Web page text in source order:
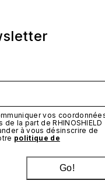
vos
la part de RHINOSHIELD
à vous désinscrire de
politique de
Go!